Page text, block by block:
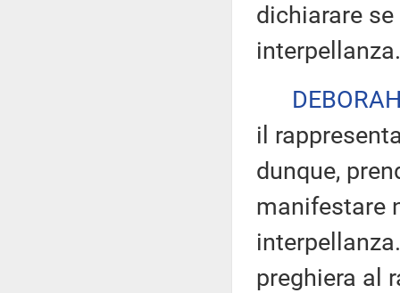
dichiarare
interpellanza.
il
dunque,
manifestare
preghiera al